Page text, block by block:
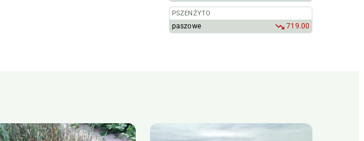
PSZENŻYTO
paszowe 719.00